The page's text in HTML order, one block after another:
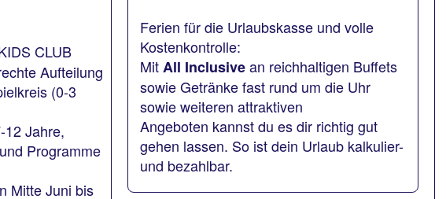
CLUB
Aufteilung
(0-3
12 Jahre,
Programme
Mitte Juni bis
Ferien für die Urlaubskasse und volle
Kostenkontrolle:
MitAll Inclusivean reichhaltigen Buffets
sowie Getränke fast rund um die Uhr
sowie weiteren attraktiven
Angeboten kannst du es dir richtig gut
gehen lassen. So ist dein Urlaub kalkulier-
und bezahlbar.